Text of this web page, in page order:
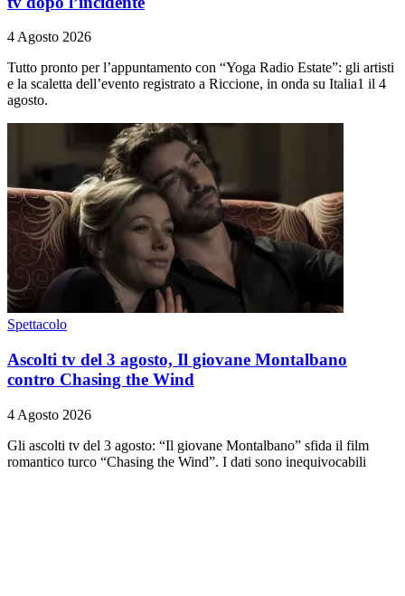
4 Agosto 2026
Tutto pronto per l’appuntamento con “Yoga Radio Estate”: gli artisti
e la scaletta dell’evento registrato a Riccione, in onda su Italia1 il 4
agosto.
Spettacolo
Ascolti tv del 3 agosto, Il giovane Montalbano
contro Chasing the Wind
4 Agosto 2026
Gli ascolti tv del 3 agosto: “Il giovane Montalbano” sfida il film
romantico turco “Chasing the Wind”. I dati sono inequivocabili